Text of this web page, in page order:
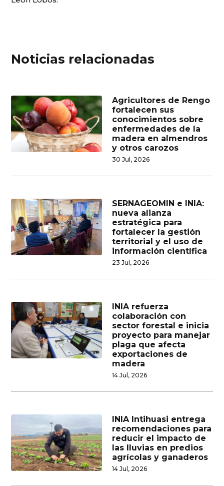
Noticias relacionadas
Agricultores de Rengo
fortalecen sus
conocimientos sobre
enfermedades de la
madera en almendros
y otros carozos
30 Jul, 2026
SERNAGEOMIN e INIA:
nueva alianza
estratégica para
fortalecer la gestión
territorial y el uso de
información científica
23 Jul, 2026
INIA refuerza
colaboración con
sector forestal e inicia
proyecto para manejar
plaga que afecta
exportaciones de
madera
14 Jul, 2026
INIA Intihuasi entrega
recomendaciones para
reducir el impacto de
las lluvias en predios
agrícolas y ganaderos
14 Jul, 2026